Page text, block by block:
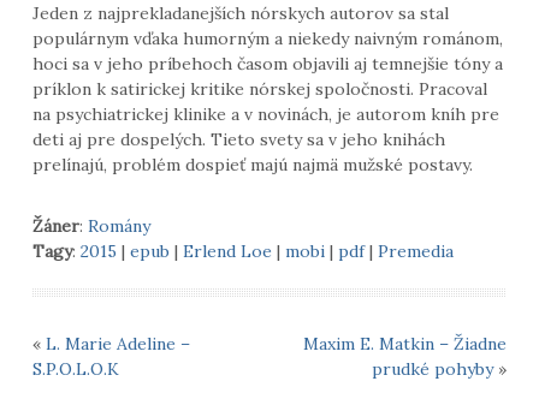
Jeden z najprekladanejších nórskych autorov sa stal
populárnym vďaka humorným a niekedy naivným románom,
hoci sa v jeho príbehoch časom objavili aj temnejšie tóny a
príklon k satirickej kritike nórskej spoločnosti. Pracoval
na psychiatrickej klinike a v novinách, je autorom kníh pre
deti aj pre dospelých. Tieto svety sa v jeho knihách
prelínajú, problém dospieť majú najmä mužské postavy.
Žáner: Romány
Tagy: 2015 | epub | Erlend Loe | mobi| pdf| Premedia
« L. Marie Adeline –
S.P.O.L.O.K
Maxim E. Matkin – Žiadne
prudké pohyby»